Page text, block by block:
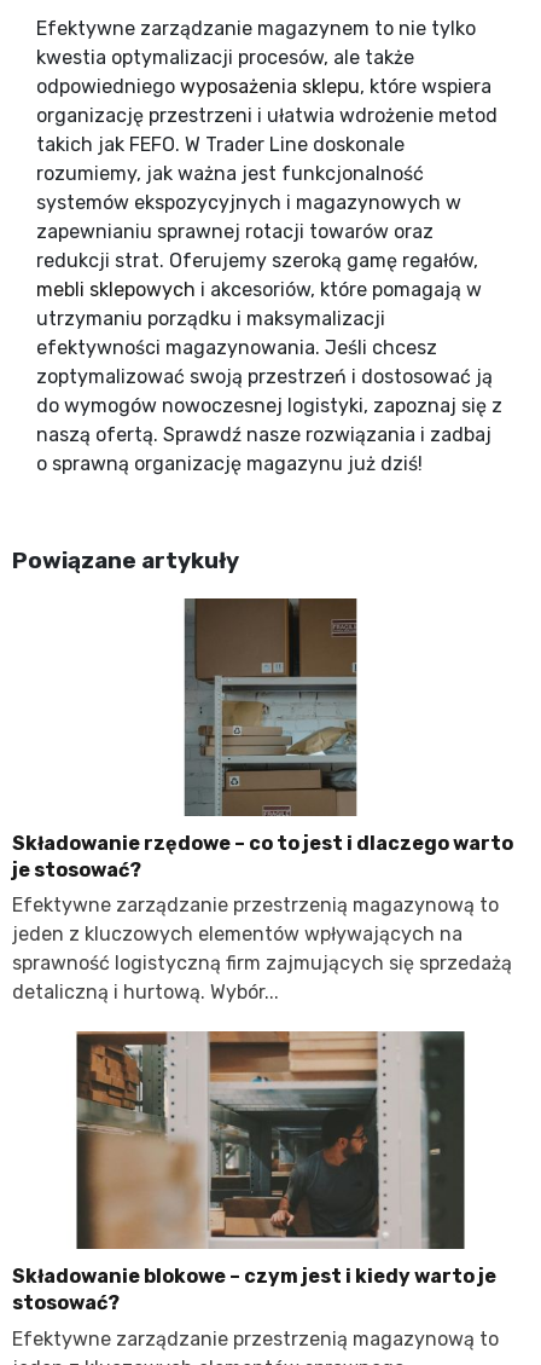
Efektywne zarządzanie magazynem to nie tylko
kwestia optymalizacji procesów, ale także
odpowiedniego wyposażenia sklepu, które wspiera
organizację przestrzeni i ułatwia wdrożenie metod
takich jak FEFO. W Trader Line doskonale
rozumiemy, jak ważna jest funkcjonalność
systemów ekspozycyjnych i magazynowych w
zapewnianiu sprawnej rotacji towarów oraz
redukcji strat. Oferujemy szeroką gamę regałów,
mebli sklepowych i akcesoriów, które pomagają w
utrzymaniu porządku i maksymalizacji
efektywności magazynowania. Jeśli chcesz
zoptymalizować swoją przestrzeń i dostosować ją
do wymogów nowoczesnej logistyki, zapoznaj się z
naszą ofertą. Sprawdź nasze rozwiązania i zadbaj
o sprawną organizację magazynu już dziś!
Powiązane artykuły
Składowanie rzędowe – co to jest i dlaczego warto
je stosować?
Efektywne zarządzanie przestrzenią magazynową to
jeden z kluczowych elementów wpływających na
sprawność logistyczną firm zajmujących się sprzedażą
detaliczną i hurtową. Wybór...
Składowanie blokowe – czym jest i kiedy warto je
stosować?
Efektywne zarządzanie przestrzenią magazynową to